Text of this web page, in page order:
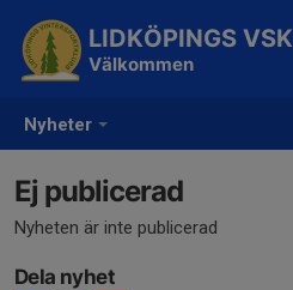
Nyheter
LIDKÖPINGS VSK
Välkommen
Ej publicerad
Nyheten är inte publicerad
Dela nyhet